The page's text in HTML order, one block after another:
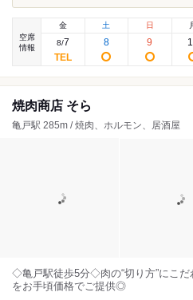
空席
情報
金
8/7
土
8
日
9
焼肉商店 そら
亀戸駅 285m / 焼肉、ホルモン、居酒屋
◇亀戸駅徒歩5分◇肉の“切り方”にこ
をお手頃価格でご提供◎